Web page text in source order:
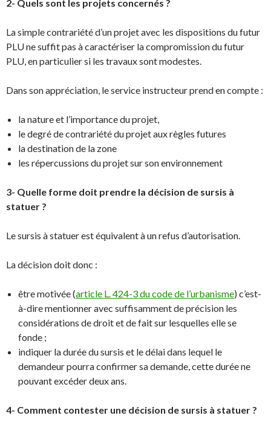
2- Quels sont les projets concernés ?
La simple contrariété d’un projet avec les dispositions du futur
PLU ne suffit pas à caractériser la compromission du futur
PLU, en particulier si les travaux sont modestes.
Dans son appréciation, le service instructeur prend en compte :
la nature et l’importance du projet,
le degré de contrariété du projet aux règles futures
la destination de la zone
les répercussions du projet sur son environnement
3- Quelle forme doit prendre la décision de sursis à
statuer ?
Le sursis à statuer est équivalent à un refus d’autorisation.
La décision doit donc :
être motivée (article L. 424-3 du code de l’urbanisme) c’est-
à-dire mentionner avec suffisamment de précision les
considérations de droit et de fait sur lesquelles elle se
fonde ;
indiquer la durée du sursis et le délai dans lequel le
demandeur pourra confirmer sa demande, cette durée ne
pouvant excéder deux ans.
4- Comment contester une décision de sursis à statuer ?